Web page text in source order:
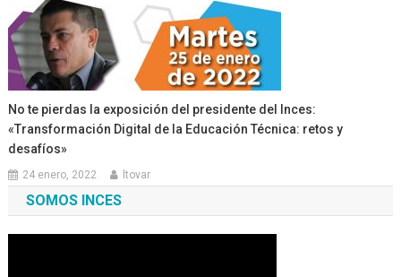
No te pierdas la exposición del presidente del Inces:
«Transformación Digital de la Educación Técnica: retos y
desafíos»
24 enero, 2022 ltovar
SOMOS INCES